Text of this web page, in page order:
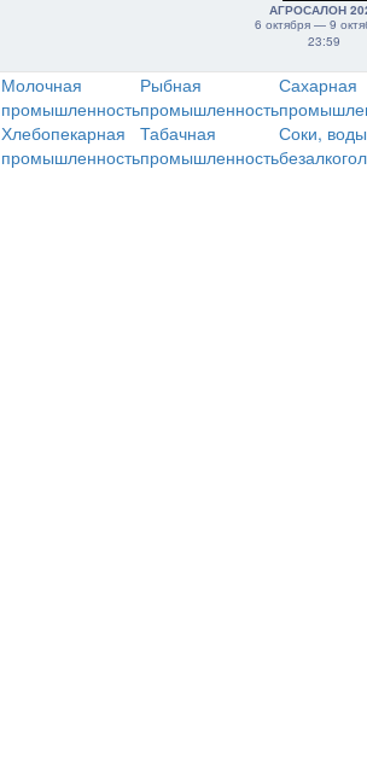
АГРОСАЛОН
6 октября — 9
23:59
Молочная
промышленность
Рыбная
промышленность
Сахарная
Хлебопекарная
промышленность
Табачная
промышленность
Соки,